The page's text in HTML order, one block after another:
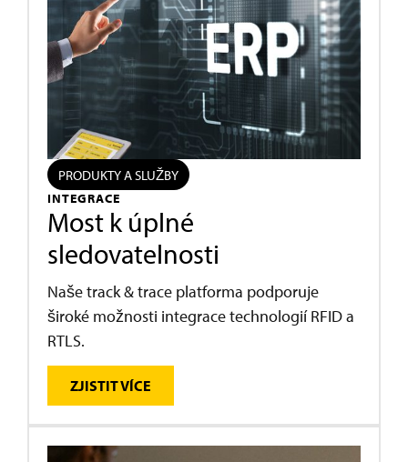
PRODUKTY A SLUŽBY
INTEGRACE
Most k úplné
sledovatelnosti
Naše track & trace platforma podporuje
široké možnosti integrace technologií RFID a
RTLS.
ZJISTIT VÍCE